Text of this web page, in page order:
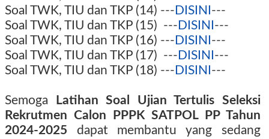
Soal TWK, TIU dan TKP (14) --- DISINI ---
Soal TWK, TIU dan TKP (15) --- DISINI ---
Soal TWK, TIU dan TKP (16) --- DISINI ---
Soal TWK, TIU dan TKP (17) --- DISINI ---
Soal TWK, TIU dan TKP (18) --- DISINI ---
Semoga
Latihan Soal Ujian Tertulis Seleksi
Rekrutmen Calon PPPK SATPOL PP Tahun
2024-2025
dapat membantu yang sedang